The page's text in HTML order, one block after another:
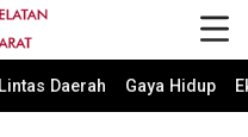
Lintas Daerah Gaya Hidup